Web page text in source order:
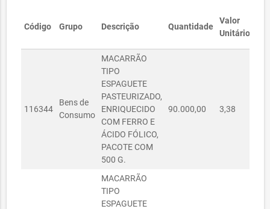
EDUCAÇÃO
MUNICIPAL
DA
EDUCAÇÃO
27/09/2023
01090046/2023
SECRETARIA
MUNICIPAL
DA
EDUCAÇÃO
01/09/2023
SECRETARIA
DA
EDUCAÇÃO
01/09/2023
Código Grupo Descrição Quantidade
Valor
Unitário
116344
Bens de
Consumo
MACARRÃO
TIPO
ESPAGUETE
PASTEURIZADO,
ENRIQUECIDO
COM FERRO E
ÁCIDO FÓLICO,
PACOTE COM
500 G.
90.000,00 3,38
MACARRÃO
TIPO
ESPAGUETE